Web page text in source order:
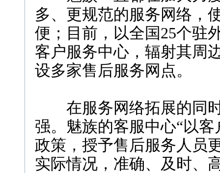
多、更规范的服务网络，
便；目前，以全国25个驻
客户服务中心，辐射其周
设多家售后服务网点。
在服务网络拓展的同时
强。魅族的客服中心“以
政策，授予售后服务人员
实际情况，准确、及时、